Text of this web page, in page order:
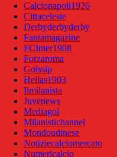
Calcionapoli1926
Cittaceleste
Derbyderbyderby
Fantamagazine
FCInter1908
Forzaroma
Golssip
Hellas1903
Ilmilanista
Juvenews
Mediagol
Milanistichannel
Mondoudinese
Notiziecalciomercato
Numericalcio